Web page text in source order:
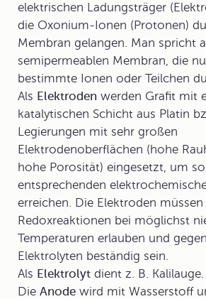
elektrischen Ladungsträger
die Oxonium-Ionen (Protonen)
Membran gelangen. Man spricht
semipermeablen Membran, die
bestimmte Ionen oder Teilchen
Als Elektroden werden Grafit mit
katalytischen Schicht aus Platin
Legierungen mit sehr großen
Elektrodenoberflächen (hohe
hohe Porosität) eingesetzt, um
entsprechenden
erreichen. Die Elektroden müssen
Redoxreaktionen bei möglichst
Temperaturen erlauben und
Elektrolyten beständig sein.
Als Elektrolyt dient z. B. Kalilauge.
Die Anode wird mit Wasserstoff